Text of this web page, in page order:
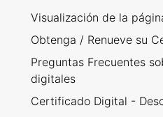
Visualización de la
Obtenga / Renueve su
Preguntas Frecuentes
digitales
Certificado Digital -